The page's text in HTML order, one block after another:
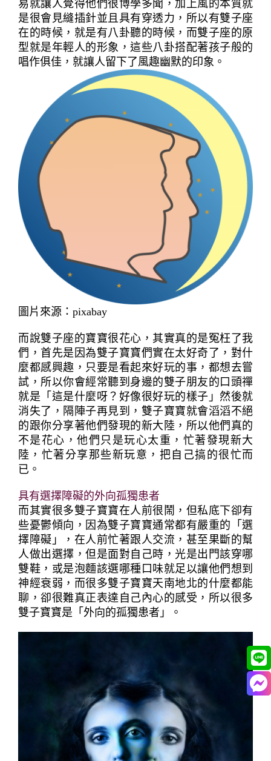
易就讓人覺得他們很博學多聞，加上風的本質就
是很會見縫插針並且具有穿透力，所以有雙子座
在的時候，就是有八卦聽的時候，而雙子座的原
型就是年輕人的形象，這些八卦搭配著孩子般的
唱作俱佳，就讓人留下了風趣幽默的印象。
圖片來源：pixabay
而說雙子座的寶寶很花心，其實真的是冤枉了我
們，首先是因為雙子寶寶們實在太好奇了，對什
麼都感興趣，只要是看起來好玩的事，都想去嘗
試，所以你會經常聽到身邊的雙子朋友的口頭禪
就是「這是什麼呀？好像很好玩的樣子」然後就
消失了，隔陣子再見到，雙子寶寶就會滔滔不絕
的跟你分享著他們發現的新大陸，所以他們真的
不是花心，他們只是玩心太重，忙著發現新大
陸，忙著分享那些新玩意，把自己搞的很忙而
已。
具有選擇障礙的外向孤獨患者
而其實很多雙子寶寶在人前很鬧，但私底下卻有
些憂鬱傾向，因為雙子寶寶通常都有嚴重的「選
擇障礙」，在人前忙著跟人交流，甚至果斷的幫
人做出選擇，但是面對自己時，光是出門該穿哪
雙鞋，或是泡麵該選哪種口味就足以讓他們想到
神經衰弱，而很多雙子寶寶天南地北的什麼都能
聊，卻很難真正表達自己內心的感受，所以很多
雙子寶寶是「外向的孤獨患者」。